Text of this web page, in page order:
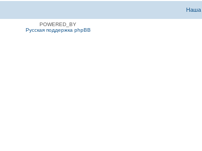
Наша
POWERED_BY
Русская поддержка phpBB